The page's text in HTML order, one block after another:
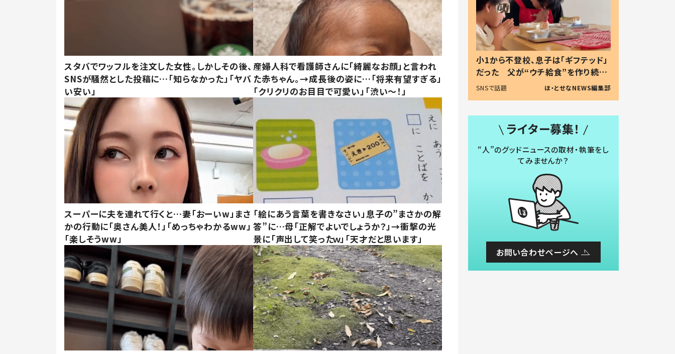
スタバでワッフルを注文した女性。しかしその後、
SNSが騒然とした投稿に…「知らなかった」「ヤバ
い安い」
産婦人科で看護師さんに「綺麗なお顔」と言われ
た赤ちゃん。→成長後の姿に…「将来有望すぎる」
「クリクリのお目目で可愛い」「渋い～！」
スーパーに夫を連れて行くと…妻「おーいw」まさ
かの行動に「奥さん美人！」「めっちゃわかるww」
「楽しそうww」
「絵にあう言葉を書きなさい」息子の”まさかの解
答”に…母「正解でよいでしょうか？」→衝撃の光
景に「声出して笑ったｗ」「天才だと思います」
小1から不登校、息子は「ギフテッド」
だった 父が“ウチ給食”を作り続け
る理由とは #令和の親 #令和の子
SNSで話題 ほ・とせなNEWS編集部
ライター募集！
“人”のグッドニュースの取材・執筆をし
てみませんか？
お問い合わせページへ